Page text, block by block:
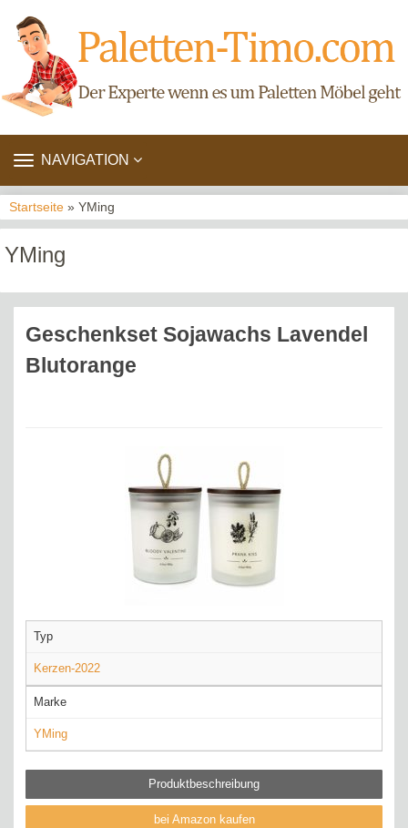
TOGGLE
NAVIGATION
Startseite » YMing
YMing
Geschenkset Sojawachs Lavendel
Blutorange
Typ
Kerzen-2022
Marke
YMing
Produktbeschreibung
bei Amazon kaufen